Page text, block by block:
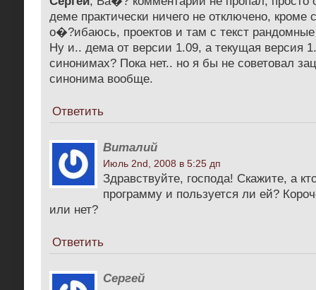
деме практически ничего не отключено, кроме
о�?ибаюсь, проектов и там с текст
Ну и.. дема от версии 1.09, а текущая версия
синонимах? Пока нет.. но я бы не советовал
синонима вообще.
Ответить
Виталий
Июль 2nd, 2008 в 5:25 дп
Здравствуйте, господа! Скажите, а
программу и пользуется ли ей?
или нет?
Ответить
Сергей